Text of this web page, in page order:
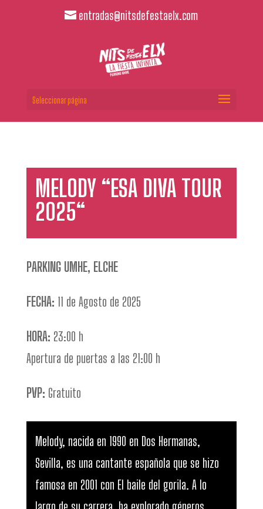
entradas@nitsdefestaelx.com
Seleccionar página
MELODY “ESA DIVA TOUR
2025“
PARKING UMHE, ELCHE
FECHA: 11 de Agosto de 2025
HORA: 23:00 h
Apertura de puertas a las 21:00 h
PVP: Gratuito
Melody, nacida en 1990 en Dos Hermanas,
Sevilla, es una cantante española que se hizo
famosa en 2001 con El baile del gorila. A lo